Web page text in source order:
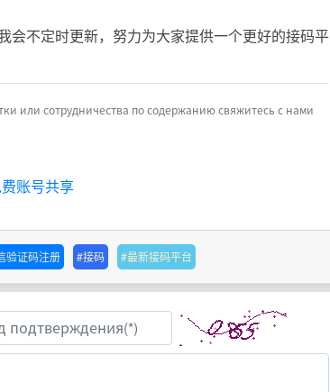
会不定时更新，努力为大家提供一个更好的接码平
или сотрудничества по содержанию свяжитесь с нами
账号共享
验证码注册 #接码 #最新接码平台